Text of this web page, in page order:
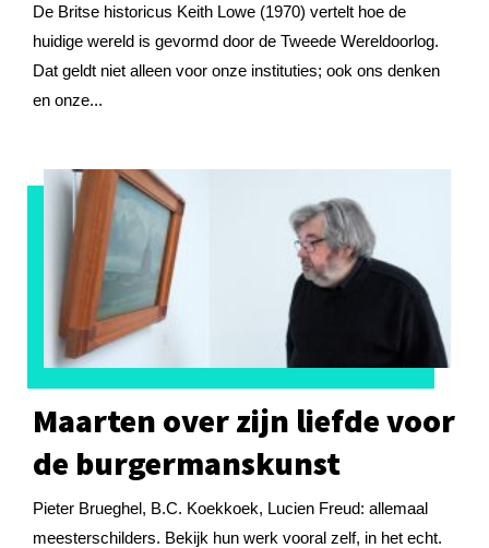
De Britse historicus Keith Lowe (1970) vertelt hoe de
huidige wereld is gevormd door de Tweede Wereldoorlog.
Dat geldt niet alleen voor onze instituties; ook ons denken
en onze...
Maarten over zijn liefde voor
de burgermanskunst
Pieter Brueghel, B.C. Koekkoek, Lucien Freud: allemaal
meester­schilders. Bekijk hun werk vooral zelf, in het echt.